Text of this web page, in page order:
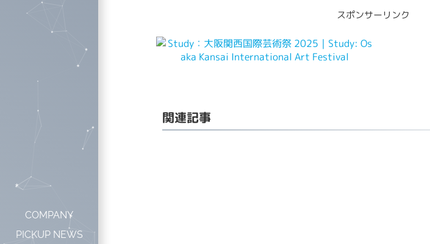
COMPANY
PICKUP NEWS
スポンサーリンク
関連記事